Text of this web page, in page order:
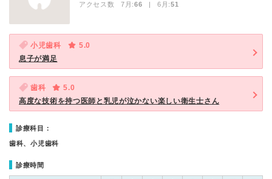
アクセス数 7月:66 | 6月:51
小児歯科
5.0
息子が満足
歯科
5.0
高度な技術を持つ医師と乳児が泣かない楽しい衛生士さん
診療科目：
歯科、小児歯科
診療時間